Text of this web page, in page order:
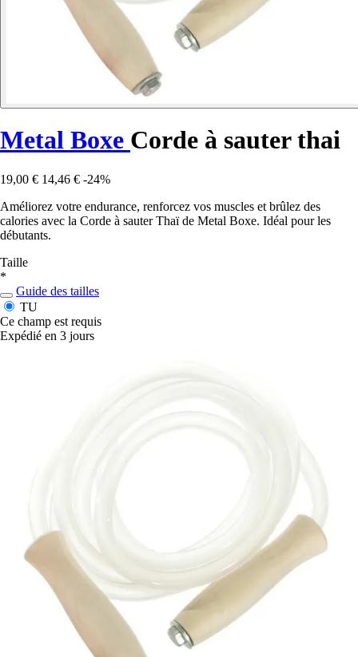
Metal Boxe Corde à sauter thai
19,00 € 14,46 € -24%
Améliorez votre endurance, renforcez vos muscles et brûlez des
calories avec la Corde à sauter Thaï de Metal Boxe. Idéal pour les
débutants.
Taille
*
Guide des tailles
TU
Ce champ est requis
Expédié en 3 jours